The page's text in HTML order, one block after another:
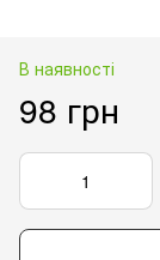
В наявності
98 грн